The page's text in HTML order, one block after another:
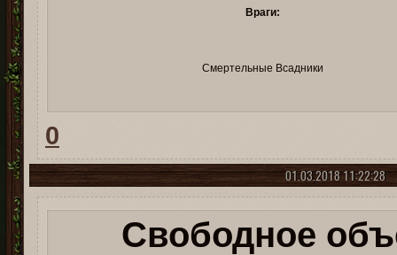
Враги:
Смертельные Всадники
0
01.03.2018 11:22:28
Свободное